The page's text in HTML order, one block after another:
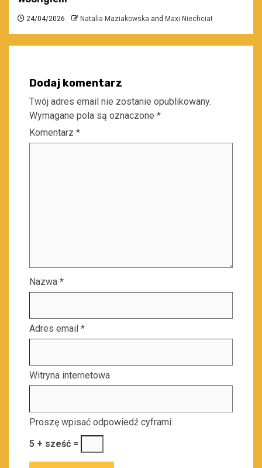
24/04/2026 Natalia Maziakowska and Maxi Niechciał
Dodaj komentarz
Twój adres email nie zostanie opublikowany.
Wymagane pola są oznaczone *
Komentarz *
Nazwa *
Adres email *
Witryna internetowa
Proszę wpisać odpowiedź cyframi:
5 + sześć =